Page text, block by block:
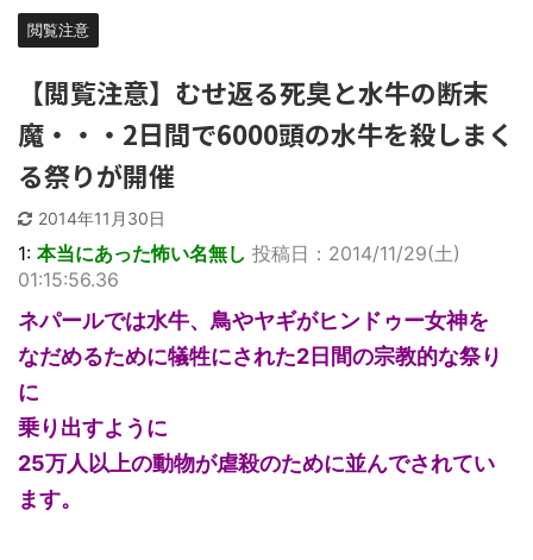
閲覧注意
【閲覧注意】むせ返る死臭と水牛の断末
魔・・・2日間で6000頭の水牛を殺しまく
る祭りが開催
2014年11月30日
1: 本当にあった怖い名無し 投稿日：2014/11/29(土)
01:15:56.36
ネパールでは水牛、鳥やヤギがヒンドゥー女神を
なだめるために犠牲にされた2日間の宗教的な祭り
に
乗り出すように
25万人以上の動物が虐殺のために並んでされてい
ます。